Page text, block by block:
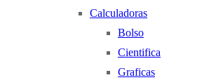
Calculadoras
Bolso
Cientifica
Graficas